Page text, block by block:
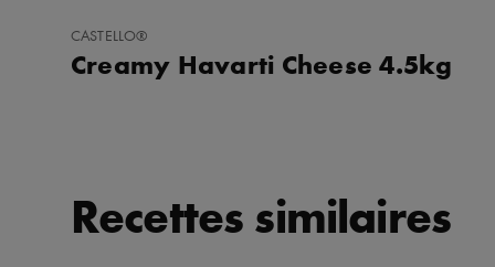
AJOUTER
FAVORIS
CASTELLO®
Creamy Havarti Cheese 4.5kg
Recettes similaires